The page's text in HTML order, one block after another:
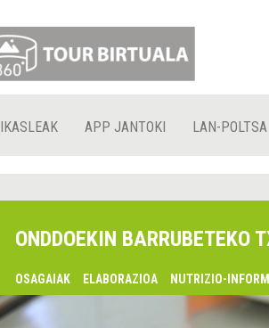
IKASLEAK APP JANTOKI LAN-POLTSA
ONDDOEKIN BARRUBETEKO
OSAGAIAK ELABORAZIOA NUTRIZIO-